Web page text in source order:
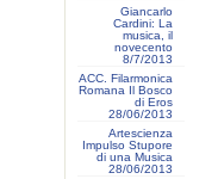
Giancarlo
Cardini: La
musica, il
novecento
8/7/2013
ACC. Filarmonica
Romana Il Bosco
di Eros
28/06/2013
Artescienza
Impulso Stupore
di una Musica
28/06/2013